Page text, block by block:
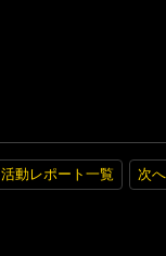
活動レポート一覧 次へ